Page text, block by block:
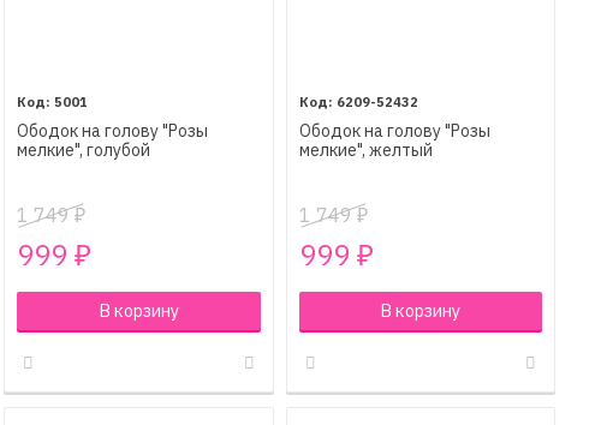
5001
Ободок на голову "Розы
мелкие", голубой
1 749₽
999 ₽
В корзину
6209-52432
Ободок на голову "Розы
мелкие", желтый
1 749₽
999 ₽
В корзину